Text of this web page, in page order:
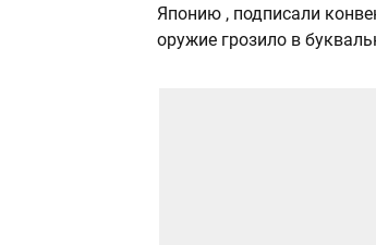
Японию , подписали
оружие грозило в